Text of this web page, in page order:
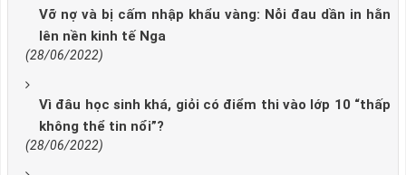
Vỡ nợ và bị cấm nhập khẩu vàng: Nỗi đau dần in hằn
lên nền kinh tế Nga
(28/06/2022)
Vì đâu học sinh khá, giỏi có điểm thi vào lớp 10 “thấp
không thể tin nổi”?
(28/06/2022)